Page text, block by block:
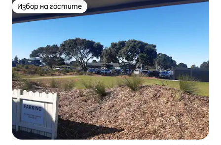
Избор на гостите
Избор на гостите